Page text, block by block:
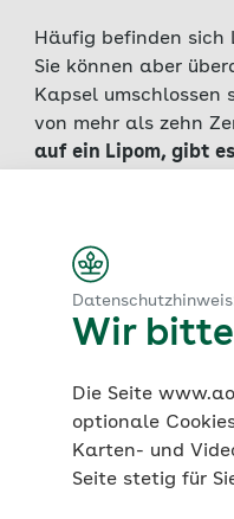
Wir
Die Seite
optionale
Karten- und
Seite stetig für
Häufig befinden sich
Sie können aber
Kapsel umschlossen
von mehr als zehn
auf ein Lipom, gibt
Lipome sind eine oft
Lebens ein Lipom.Bei
Menschen jeden
beobachtet. Fünf